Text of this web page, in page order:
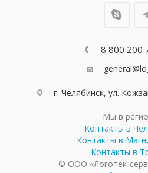
8 800 200
г. Челябинск, ул.
Мы в
Контакты в
Контакты в
Контакты в
© ООО «Логотек-